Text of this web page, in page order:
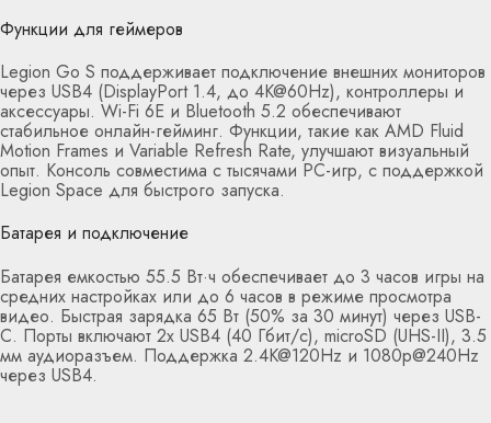
Функции для геймеров
Legion Go S поддерживает подключение внешних мониторов
через USB4 (DisplayPort 1.4, до 4K@60Hz), контроллеры и
аксессуары. Wi-Fi 6E и Bluetooth 5.2 обеспечивают
стабильное онлайн-гейминг. Функции, такие как AMD Fluid
Motion Frames и Variable Refresh Rate, улучшают визуальный
опыт. Консоль совместима с тысячами PC-игр, с поддержкой
Legion Space для быстрого запуска.
Батарея и подключение
Батарея емкостью 55.5 Вт·ч обеспечивает до 3 часов игры на
средних настройках или до 6 часов в режиме просмотра
видео. Быстрая зарядка 65 Вт (50% за 30 минут) через USB-
C. Порты включают 2x USB4 (40 Гбит/с), microSD (UHS-II), 3.5
мм аудиоразъем. Поддержка 2.4K@120Hz и 1080p@240Hz
через USB4.